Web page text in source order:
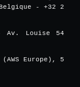
- +32 2
Av. Louise 54
(AWS Europe), 5